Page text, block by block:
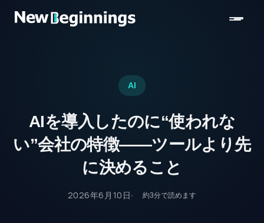
AI
AIを導入したのに“使われな
い”会社の特徴——ツールより先
に決めること
2026年6月10日 約3分で読めます